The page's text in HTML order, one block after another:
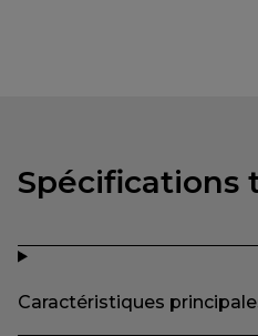
Spécifications
Caractéristiques